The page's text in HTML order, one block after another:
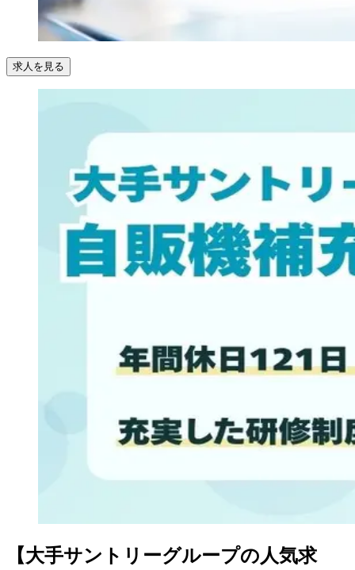
求人を見る
【大手サントリーグループの人気求